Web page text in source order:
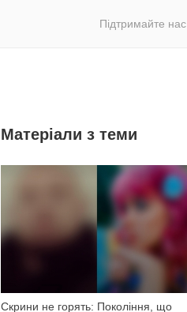
Підтримайте нас
Матеріали з теми
Скрини не горять: Покоління, що